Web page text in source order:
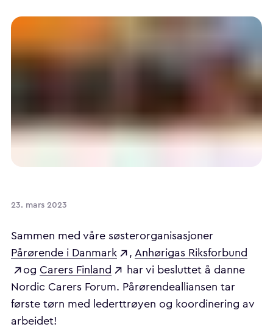
23. mars 2023
Sammen med våre søsterorganisasjoner
Pårørende i Danmark
, Anhørigas Riksforbund
og Carers Finland
har vi besluttet å danne
Nordic Carers Forum. Pårørendealliansen tar
første tørn med lederttrøyen og koordinering av
arbeidet!